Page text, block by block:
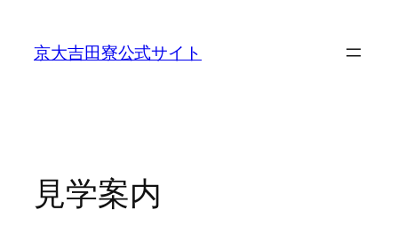
京大吉田寮公式サイト
見学案内